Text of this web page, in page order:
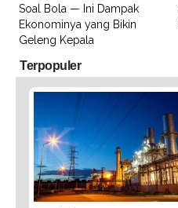
Soal Bola — Ini Dampak
Ekonominya yang Bikin
Geleng Kepala
Terpopuler